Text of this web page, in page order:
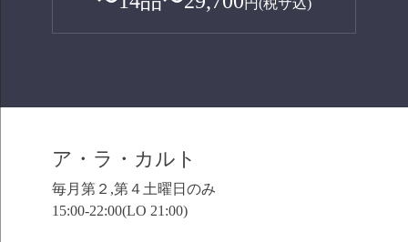
円(税サ込)
ア・ラ・カルト
毎月第２,第４土曜日のみ
15:00-22:00(LO 21:00)